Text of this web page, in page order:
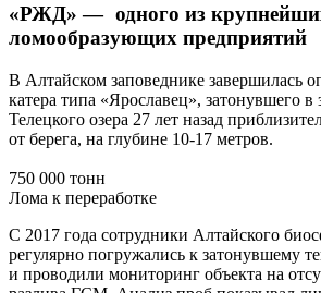
«РЖД» — одного из
ломообразующих предприятий
В Алтайском заповеднике завершилась
катера типа «Ярославец», затонувшего в
Телецкого озера 27 лет назад
от берега, на глубине 10-17 метров.
750 000 тонн
Лома к переработке
С 2017 года сотрудники Алтайского
регулярно погружались к затонувшему
и проводили мониторинг объекта на